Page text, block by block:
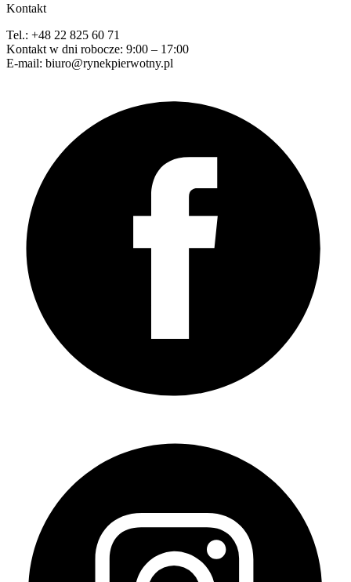
Kontakt
Tel.: +48 22 825 60 71
Kontakt w dni robocze: 9:00 – 17:00
E-mail: biuro@rynekpierwotny.pl